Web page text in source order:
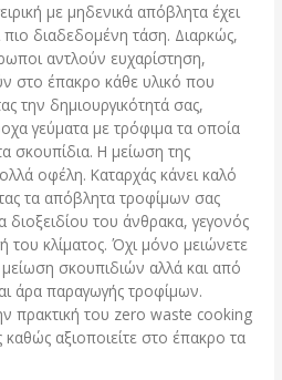
με μηδενικά απόβλητα έχει
πιο διαδεδομένη τάση. Διαρκώς,
αντλούν ευχαρίστηση,
στο έπακρο κάθε υλικό που
την δημιουργικότητά σας,
γεύματα με τρόφιμα τα οποία
σκουπίδια. Η μείωση της
οφέλη. Καταρχάς κάνει καλό
τα απόβλητα τροφίμων σας
διοξειδίου του άνθρακα, γεγονός
του κλίματος. Όχι μόνο μειώνετε
σκουπιδιών αλλά και από
άρα παραγωγής τροφίμων.
πρακτική του zero waste cooking
αξιοποιείτε στο έπακρο τα